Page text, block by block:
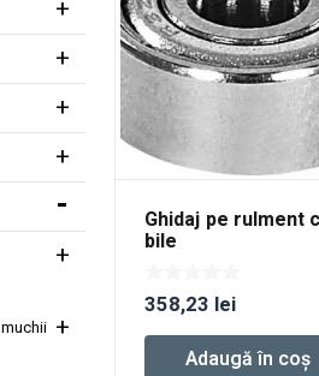
Ghidaj pe rulment
bile
358,23 lei
Adaugă în coș